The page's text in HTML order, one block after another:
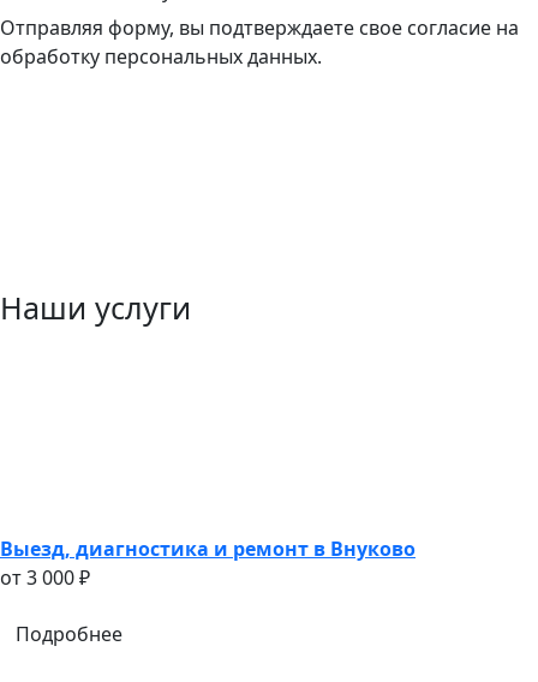
Отправляя форму, вы подтверждаете свое согласие на
обработку персональных данных.
Наши услуги
Выезд, диагностика и ремонт в Внуково
oт 3 000 ₽
Подробнее